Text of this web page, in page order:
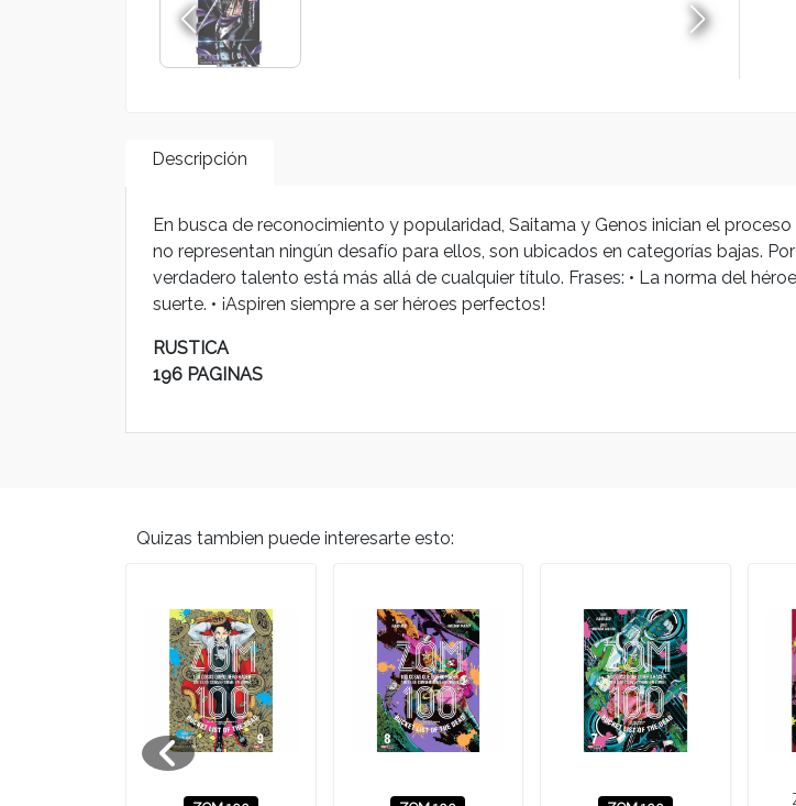
Descripción
En busca de reconocimiento y popularidad, Saitama y Genos inician el
no representan ningún desafío para ellos, son ubicados en categorías bajas.
verdadero talento está más allá de cualquier título. Frases: • La norma del
suerte. • ¡Aspiren siempre a ser héroes perfectos!
RUSTICA
196 PAGINAS
Quizas tambien puede interesarte esto: